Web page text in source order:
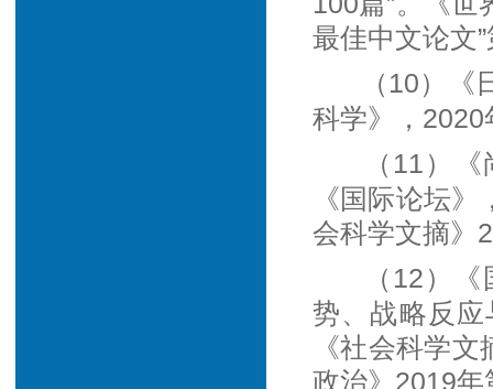
最佳中文论文
（10）
科学》，
（11）
《国际论坛
会科学文摘》
（12）
势、战略反
《社会科学
政治》2019